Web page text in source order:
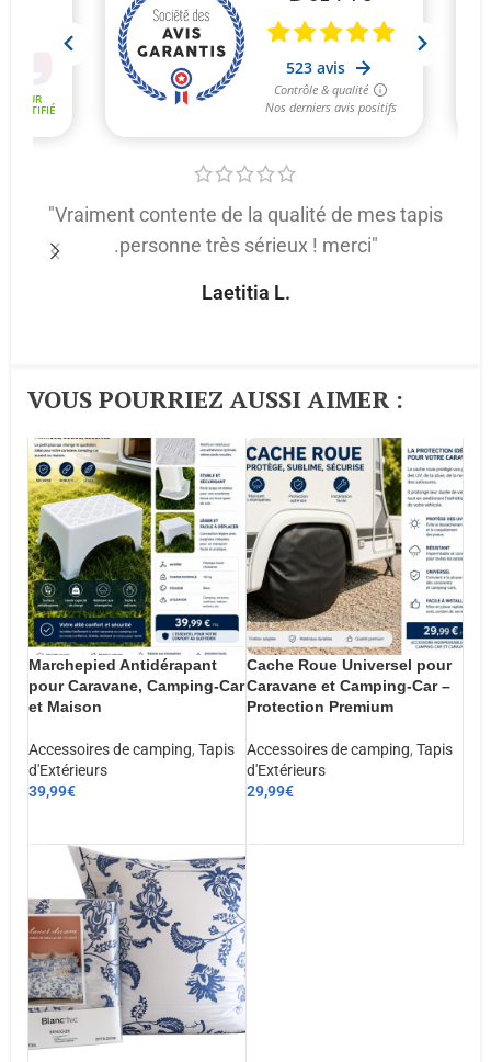
"Vraiment contente de la qualité de mes tapis
.personne très sérieux ! merci"
Laetitia L.
VOUS POURRIEZ AUSSI AIMER :​
Marchepied Antidérapant
pour Caravane, Camping-Car
et Maison
Accessoires de camping, Tapis
d'Extérieurs
39,99€
Cache Roue Universel pour
Caravane et Camping-Car –
Protection Premium
Accessoires de camping, Tapis
d'Extérieurs
29,99€